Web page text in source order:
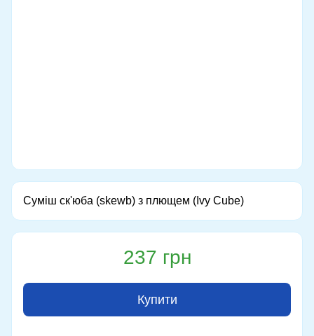
Суміш ск'юба (skewb) з плющем (Ivy Cube)
237 грн
Купити